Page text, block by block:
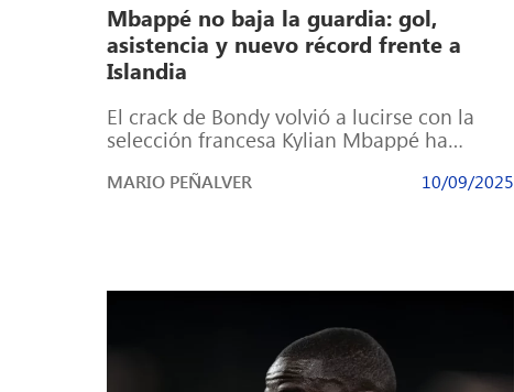
Mbappé no baja la guardia: gol,
asistencia y nuevo récord frente a
Islandia
El crack de Bondy volvió a lucirse con la
selección francesa Kylian Mbappé ha
catedralicio. […]
MARIO PEÑALVER 10/09/2025